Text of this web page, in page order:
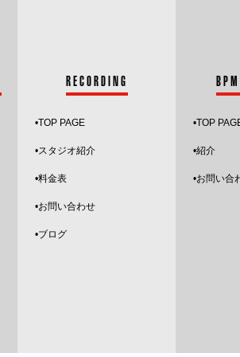
RECORDING
•TOP PAGE
•スタジオ紹介
•料金表
•お問い合わせ
•ブログ
•TOP
•紹介
•お問い合